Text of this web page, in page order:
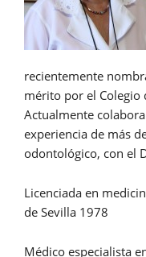
recientemente
mérito por el Colegio
Actualmente
experiencia de más
odontológico, con el
Licenciada en
de Sevilla 1978
Médico especialista